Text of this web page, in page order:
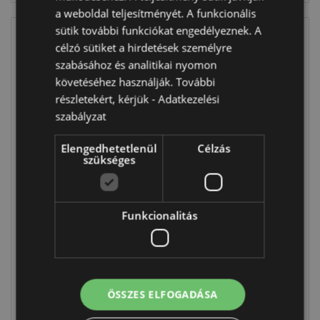
Tutankhamon
ES48
BELÉPÉS
ELÉRHETŐ
BELÉPÉS
a weboldal teljesítményét. A funkcionális
sütik további funkciókat engedélyeznek. A
célzó sütiket a hirdetések személyre
szabásához és analitikai nyomon
követéséhez használják. További
részletekért, kérjük -Adatkezelési
szabályzat
Elengedhetetlenül
szükséges
Célzás
Funkcionalitás
ÖSSZES ELFOGADÁSA